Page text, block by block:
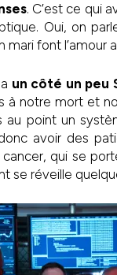
. C’est ce qui
Oui, on
font l’amour
un côté un peu
à notre mort et
au point un
avoir des
qui se
se réveille